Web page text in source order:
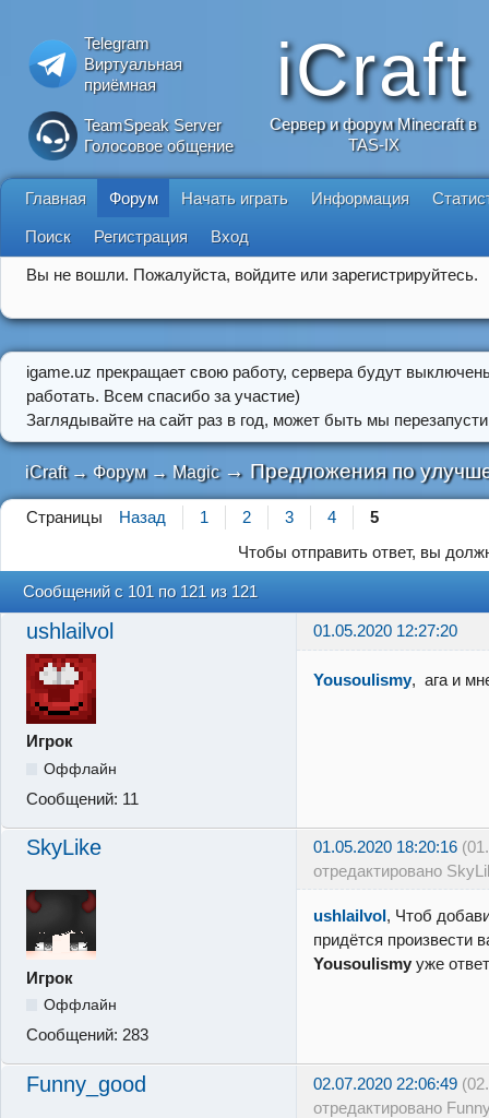
Telegram
Виртуальная
приёмная
TeamSpeak Server
Голосовое общение
iCraft
Сервер и форум Minecraft в
TAS-IX
Главная Форум Начать играть Информация
Поиск Регистрация Вход
Вы не вошли. Пожалуйста, войдите или зарегистрируйтесь.
igame.uz прекращает свою работу, сервера будут
работать. Всем спасибо за участие)
Заглядывайте на сайт раз в год, может быть мы
iCraft → Форум → Magic → Предложения по
Страницы Назад 1 2 3 4
5
Чтобы отправить ответ, вы
Сообщений с 101 по 121 из 121
ushlailvol 01.05.2020 12:27:20
Игрок
Оффлайн
Сообщений: 11
Yousoulismy, ага и
SkyLike 01.05.2020 18:20:16
отредактировано
Игрок
Оффлайн
Сообщений: 283
ushlailvol, Чтоб
придётся произвести
Yousoulismy уже
Funny_good 02.07.2020 22:06:49
отредактировано